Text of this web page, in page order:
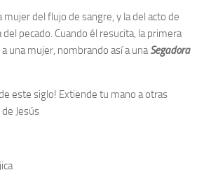
mujer del flujo de sangre, y la del acto de
pecado. Cuando él resucita, la primera
una mujer, nombrando así a unaSegadora
este siglo! Extiende tu mano a otras
Jesús